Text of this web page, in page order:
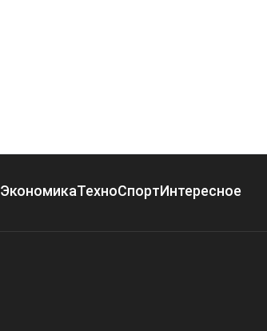
ЭкономикаТехноСпортИнтересное